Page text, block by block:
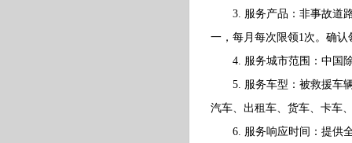
3. 服务产品：非事故道路
一，每月每次限领1次。确
4. 服务城市范围：中国除
5. 服务车型：被救援车辆
汽车、出租车、货车、卡车
6. 服务响应时间：提供全